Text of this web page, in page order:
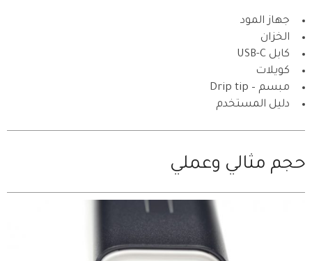
جهاز المود
الخزان
كابل USB-C
كويلات
مبسم – Drip tip
دليل المستخدم
حجم مثالي وعملي